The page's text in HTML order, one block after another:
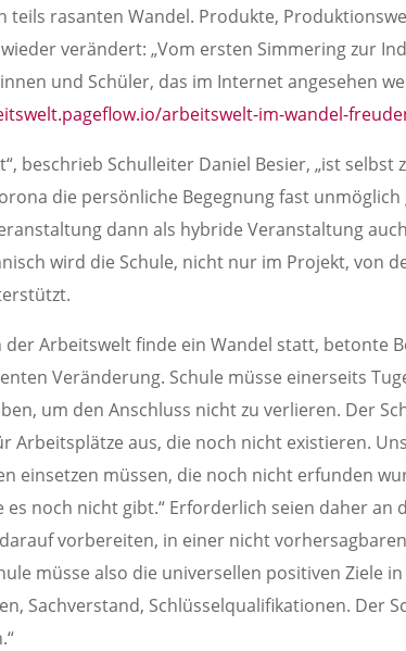
teils rasanten Wandel. Produkte,
verändert: „Vom ersten Simmering zur
und Schüler, das im Internet angesehen
arbeitswelt-im-wandel-
beschrieb Schulleiter Daniel Besier, „ist
die persönliche Begegnung fast
dann als hybride Veranstaltung
wird die Schule, nicht nur im Projekt, von
Arbeitswelt finde ein Wandel statt, betonte
Veränderung. Schule müsse einerseits
um den Anschluss nicht zu verlieren. Der
Arbeitsplätze aus, die noch nicht existieren.
einsetzen müssen, die noch nicht erfunden
es noch nicht gibt.“ Erforderlich seien daher an
vorbereiten, in einer nicht
müsse also die universellen positiven Ziele
Sachverstand, Schlüsselqualifikationen. Der